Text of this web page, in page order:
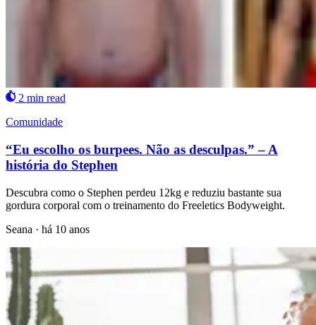
2 min read
Comunidade
“Eu escolho os burpees. Não as desculpas.” – A
história do Stephen
Descubra como o Stephen perdeu 12kg e reduziu bastante sua
gordura corporal com o treinamento do Freeletics Bodyweight.
Seana · há 10 anos